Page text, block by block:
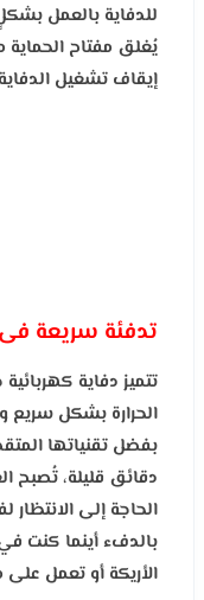
للدفاية بالعمل
يُغلق مفتاح الحماية
إيقاف تشغيل
تدفئة سريعة
تتميز دفاية
الحرارة بشكل سريع
بفضل تقنياتها
دقائق قليلة، تُصبح
الحاجة إلى
بالدفء أينما كنت
الأريكة أو تعمل